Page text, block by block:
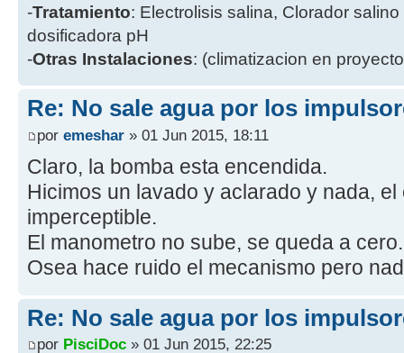
-Tratamiento: Electrolisis salina, Clorador
dosificadora pH
-Otras Instalaciones: (climatizacion en
Re: No sale agua por los
por emeshar » 01 Jun 2015, 18:11
Claro, la bomba esta encendida.
Hicimos un lavado y aclarado y nada,
imperceptible.
El manometro no sube, se queda a cero.
Osea hace ruido el mecanismo pero
Re: No sale agua por los
por PisciDoc » 01 Jun 2015, 22:25